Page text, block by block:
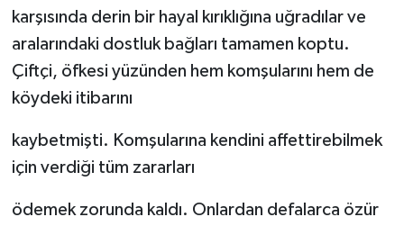
karşısında derin bir hayal kırıklığına uğradılar ve
aralarındaki dostluk bağları tamamen koptu.
Çiftçi, öfkesi yüzünden hem komşularını hem de
köydeki itibarını
kaybetmişti. Komşularına kendini affettirebilmek
için verdiği tüm zararları
ödemek zorunda kaldı. Onlardan defalarca özür